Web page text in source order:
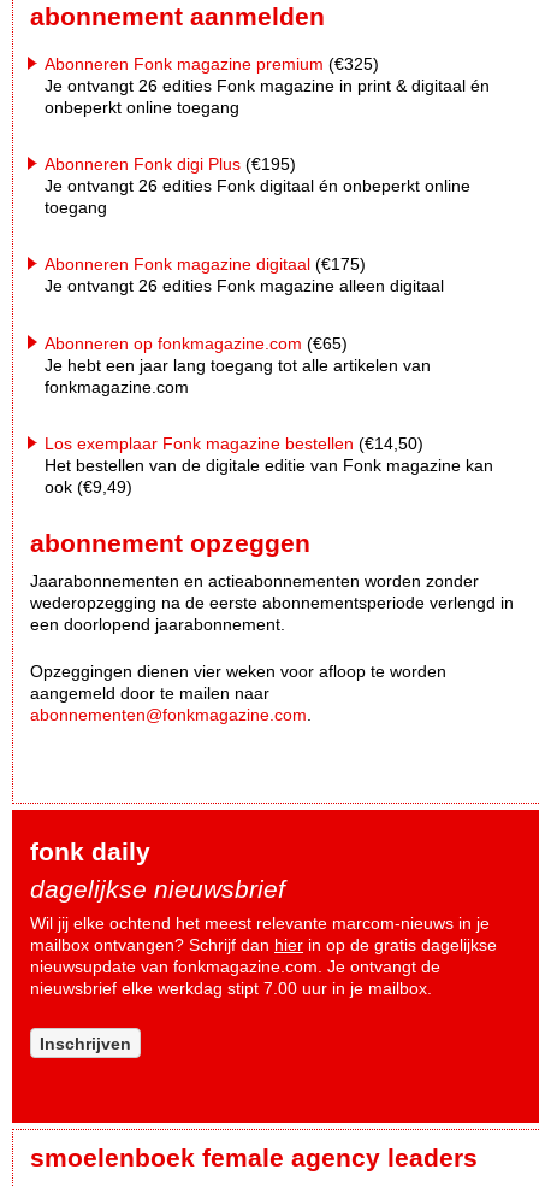
abonnement aanmelden
Abonneren Fonk magazine premium (€325)
Je ontvangt 26 edities Fonk magazine in print & digitaal én
onbeperkt online toegang
Abonneren Fonk digi Plus (€195)
Je ontvangt 26 edities Fonk digitaal én onbeperkt online
toegang
Abonneren Fonk magazine digitaal (€175)
Je ontvangt 26 edities Fonk magazine alleen digitaal
Abonneren op fonkmagazine.com (€65)
Je hebt een jaar lang toegang tot alle artikelen van
fonkmagazine.com
Los exemplaar Fonk magazine bestellen (€14,50)
Het bestellen van de digitale editie van Fonk magazine kan
ook (€9,49)
abonnement opzeggen
Jaarabonnementen en actieabonnementen worden zonder
wederopzegging na de eerste abonnementsperiode verlengd in
een doorlopend jaarabonnement.
Opzeggingen dienen vier weken voor afloop te worden
aangemeld door te mailen naar
abonnementen@fonkmagazine.com
fonk daily
dagelijkse nieuwsbrief
Wil jij elke ochtend het meest relevante marcom-nieuws in je
mailbox ontvangen? Schrijf dan hier in op de gratis dagelijkse
nieuwsupdate van fonkmagazine.com. Je ontvangt de
nieuwsbrief elke werkdag stipt 7.00 uur in je mailbox.
Inschrijven
smoelenboek female agency leaders